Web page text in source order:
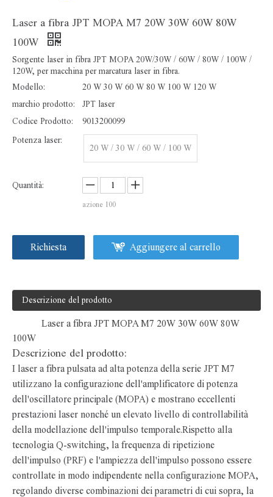
Laser a fibra IPG Q interruttore 20W 30W 50W 100W Sistema di filtraggio dell'estrazione dei fumi del purificatore di fumo
Laser a fibra JPT MOPA M7 20W 30W 60W 80W
100W
Sorgente laser in fibra JPT MOPA 20W/30W / 60W / 80W / 100W /
120W, per macchina per marcatura laser in fibra.
Modello:
20 W 30 W 60 W 80 W 100 W 120 W
marchio prodotto:
JPT laser
Codice Prodotto:
9013200099
Potenza laser:
20 W / 30 W / 60 W / 100 W
Quantità:
azione 100
Richiesta Aggiungere al carrello
Descrizione del prodotto
Laser a fibra JPT MOPA M7 20W 30W 60W 80W
100W
Descrizione del prodotto:
I laser a fibra pulsata ad alta potenza della serie JPT M7
utilizzano la configurazione dell'amplificatore di potenza
dell'oscillatore principale (MOPA) e mostrano eccellenti
prestazioni laser nonché un elevato livello di controllabilità
della modellazione dell'impulso temporale.Rispetto alla
tecnologia Q-switching, la frequenza di ripetizione
dell'impulso (PRF) e l'ampiezza dell'impulso possono essere
controllate in modo indipendente nella configurazione MOPA,
regolando diverse combinazioni dei parametri di cui sopra, la